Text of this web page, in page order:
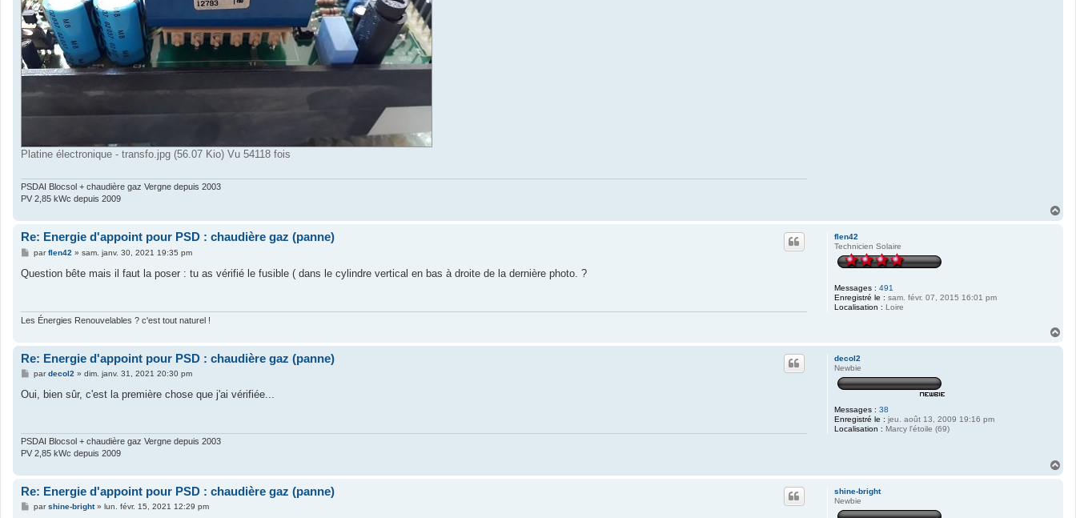
Platine électronique - transfo.jpg (56.07 Kio) Vu 54118 fois
PSDAI Blocsol + chaudière gaz Vergne depuis 2003
PV 2,85 kWc depuis 2009
flen42
Technicien Solaire
Messages : 491
Enregistré le : sam. févr. 07, 2015 16:01 pm
Localisation : Loire
Re: Energie d'appoint pour PSD : chaudière gaz (panne)
M
s
parflen42 » sam. janv. 30, 2021 19:35 pm
Question bête mais il faut la poser : tu as vérifié le fusible ( dans le cylindre vertical en bas à droite de la dernière photo. ?
Les Énergies Renouvelables ? c'est tout naturel !
decol2
Newbie
Messages : 38
Enregistré le : jeu. août 13, 2009 19:16 pm
Localisation : Marcy l'étoile (69)
Re: Energie d'appoint pour PSD : chaudière gaz (panne)
M
s
pardecol2 » dim. janv. 31, 2021 20:30 pm
Oui, bien sûr, c'est la première chose que j'ai vérifiée...
PSDAI Blocsol + chaudière gaz Vergne depuis 2003
PV 2,85 kWc depuis 2009
shine-bright
Newbie
Re: Energie d'appoint pour PSD : chaudière gaz (panne)
Mparshine-bright» lun. févr. 15, 2021 12:29 pm